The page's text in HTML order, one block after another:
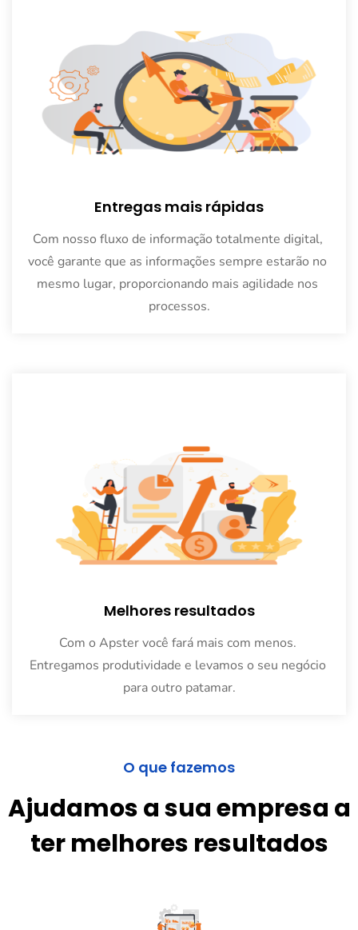
Entregas mais rápidas
Com nosso fluxo de informação totalmente digital,
você garante que as informações sempre estarão no
mesmo lugar, proporcionando mais agilidade nos
processos.
Melhores resultados
Com o Apster você fará mais com menos.
Entregamos produtividade e levamos o seu negócio
para outro patamar.
O que fazemos
Ajudamos a sua empresa a
ter melhores resultados